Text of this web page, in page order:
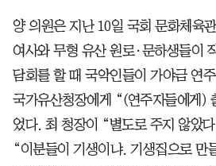
양 의원은 지난 10일 국회 문화체육
여사와 무형 유산 원로·문하생들이
담회를 할 때 국악인들이 가야금 연
국가유산청장에게 “(연주자들에게)
었다. 최 청장이 “별도로 주지 않았
“이분들이 기생이냐. 기생집으로 만